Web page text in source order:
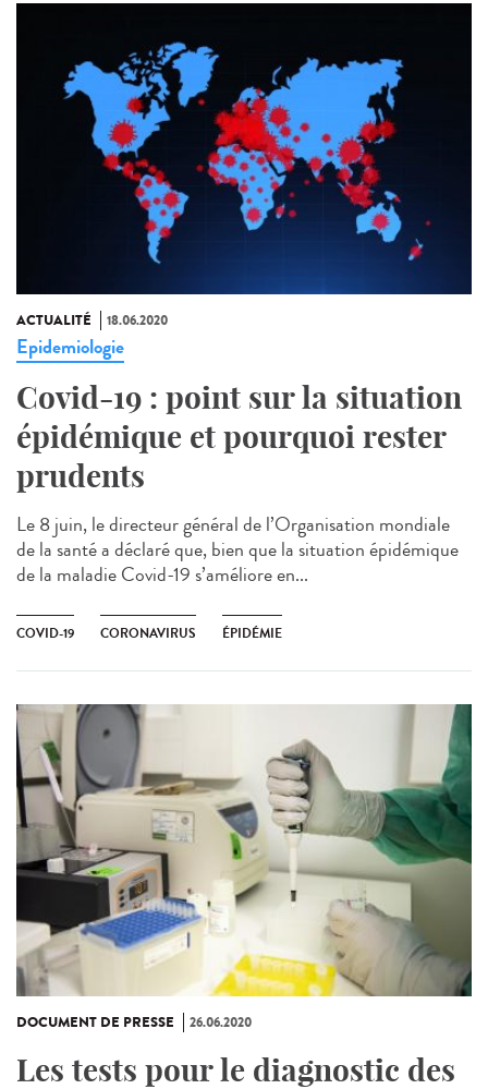
ACTUALITÉ 18.06.2020
Epidemiologie
Covid-19 : point sur la situation
épidémique et pourquoi rester
prudents
Le 8 juin, le directeur général de l’Organisation mondiale
de la santé a déclaré que, bien que la situation épidémique
de la maladie Covid-19 s’améliore en...
COVID-19 CORONAVIRUS ÉPIDÉMIE
DOCUMENT DE PRESSE 26.06.2020
Les tests pour le diagnostic des